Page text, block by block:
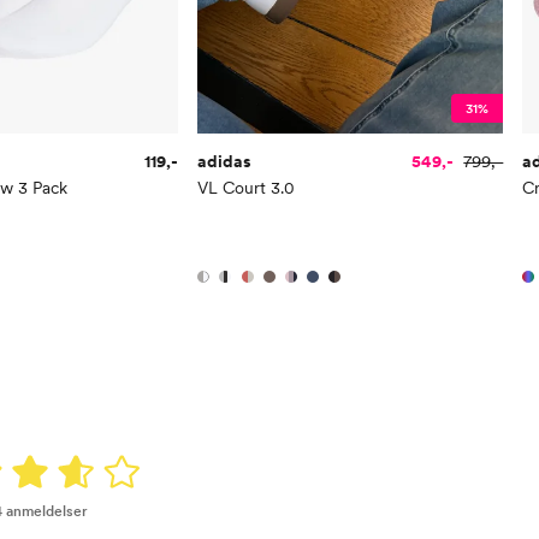
3 Pack
119,-
31%
adidas
VL Court 3.0
549,- 799,-
anmeldelser